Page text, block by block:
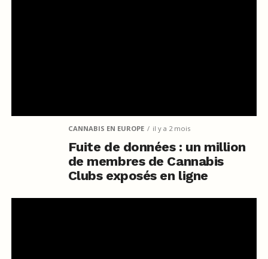
CANNABIS EN EUROPE il y a 2 mois
Fuite de données : un million
de membres de Cannabis
Clubs exposés en ligne